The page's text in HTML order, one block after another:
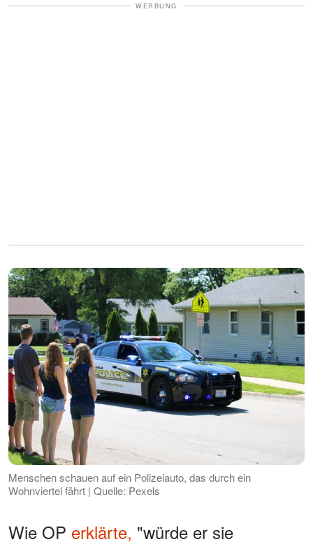
WERBUNG
Menschen schauen auf ein Polizeiauto, das durch ein
Wohnviertel fährt | Quelle: Pexels
Wie OP erklärte, "würde er sie